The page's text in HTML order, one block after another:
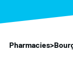
Pharmacies>